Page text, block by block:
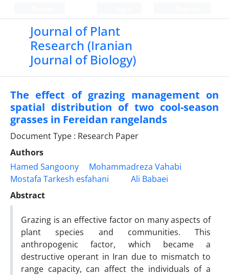
Journal of Plant
Research (Iranian
Journal of Biology)
The effect of grazing management on
spatial distribution of two cool-season
grasses in Fereidan rangelands
Document Type : Research Paper
Authors
Hamed Sangoony
Mohammadreza Vahabi
Mostafa Tarkesh esfahani
Ali Babaei
Abstract
Grazing is an effective factor on many aspects of
plant species and communities. This
anthropogenic factor, which became a
destructive operant in Iran due to mismatch to
range capacity, can affect the individuals of a